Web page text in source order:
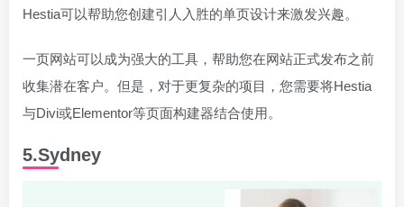
Hestia可以帮助您创建引人入胜的单页设计来激发兴趣。
一页网站可以成为强大的工具，帮助您在网站正式发布之前
收集潜在客户。但是，对于更复杂的项目，您需要将Hestia
与Divi或Elementor等页面构建器结合使用。
5.Sydney